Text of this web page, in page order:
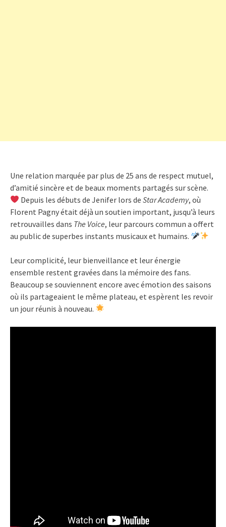
Une relation marquée par plus de 25 ans de respect mutuel,
d’amitié sincère et de beaux moments partagés sur scène.
Depuis les débuts de Jenifer lors deStar Academy, où
Florent Pagny était déjà un soutien important, jusqu’à leurs
retrouvailles dans The Voice, leur parcours commun a offert
au public de superbes instants musicaux et humains.
Leur complicité, leur bienveillance et leur énergie
ensemble restent gravées dans la mémoire des fans.
Beaucoup se souviennent encore avec émotion des saisons
où ils partageaient le même plateau, et espèrent les revoir
un jour réunis à nouveau.